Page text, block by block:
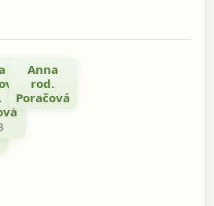
Anna
rod.
Poračová